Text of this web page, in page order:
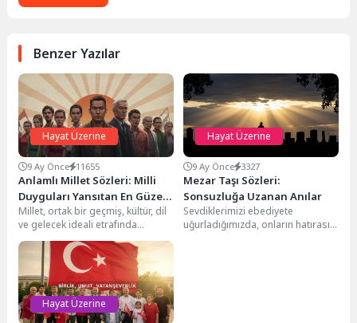
Benzer Yazılar
Hayat Üzerine
9 Ay Önce 11655
Anlamlı Millet Sözleri: Milli
Duyguları Yansıtan En Güzel
İfadeler
Millet, ortak bir geçmiş, kültür, dil
ve gelecek ideali etrafında
birleşmiş büyük bir insan
topluluğudur....
Hayat Üzerine
9 Ay Önce 3327
Mezar Taşı Sözleri:
Sonsuzluğa Uzanan Anılar
Sevdiklerimizi ebediyete
uğurladığımızda, onların hatırasını
Hayat Üzerine